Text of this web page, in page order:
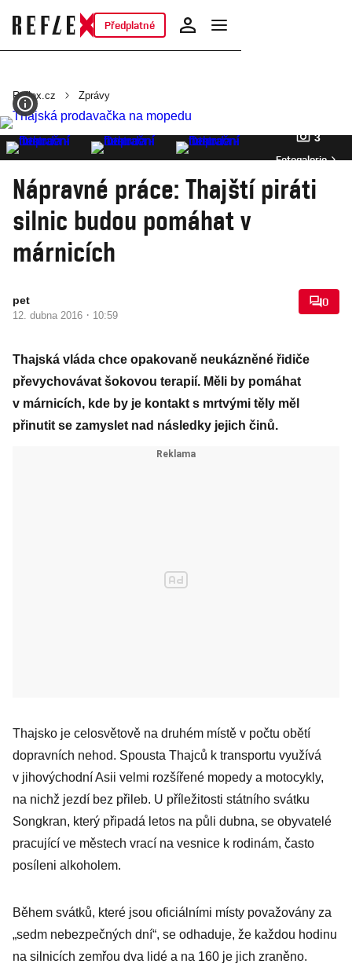
Předplatné
Reflex.cz Zprávy
3
Fotogalerie
Nápravné práce: Thajští piráti
silnic budou pomáhat v
márnicích
pet
12. dubna 2016 · 10:59
0
Thajská vláda chce opakovaně neukázněné řidiče
převychovávat šokovou terapií. Měli by pomáhat
v márnicích, kde by je kontakt s mrtvými těly měl
přinutit se zamyslet nad následky jejich činů.
Thajsko je celosvětově na druhém místě v počtu obětí
dopravních nehod. Spousta Thajců k transportu využívá
v jihovýchodní Asii velmi rozšířené mopedy a motocykly,
na nichž jezdí bez přileb. U příležitosti státního svátku
Songkran, který připadá letos na půli dubna, se obyvatelé
pracující ve městech vrací na vesnice k rodinám, často
posíleni alkoholem.
Během svátků, které jsou oficiálními místy považovány za
„sedm nebezpečných dní“, se odhaduje, že každou hodinu
na silnicích zemřou dva lidé a na 160 je jich zraněno.